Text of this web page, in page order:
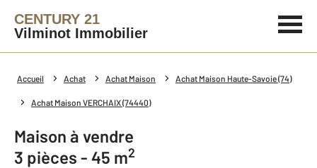
CENTURY 21
Vilminot Immobilier
Accueil Achat Achat Maison Achat Maison Haute-Savoie (74)
Achat Maison VERCHAIX (74440)
Maison à vendre
3 pièces - 45 m2